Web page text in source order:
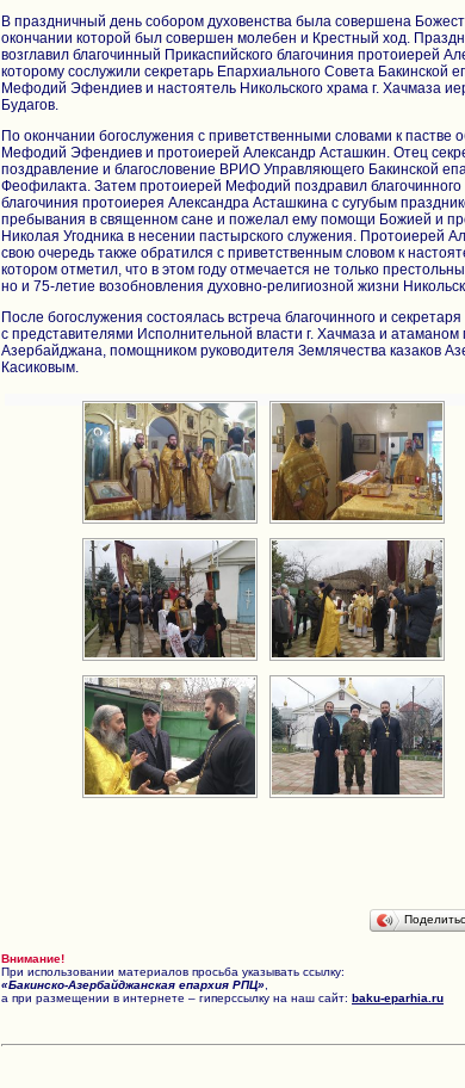
В праздничный день собором духовенства была совершена
окончании которой был совершен молебен и Крестный ход.
возглавил благочинный Прикаспийского благочиния протоиерей
которому сослужили секретарь Епархиального Совета Бакинской
Мефодий Эфендиев и настоятель Никольского храма г. Хачмаза
Будагов.
По окончании богослужения с приветственными словами к пастве
Мефодий Эфендиев и протоиерей Александр Асташкин. Отец
поздравление и благословение ВРИО Управляющего Бакинской
Феофилакта. Затем протоиерей Мефодий поздравил благочинного
благочиния протоиерея Александра Асташкина с сугубым
пребывания в священном сане и пожелал ему помощи Божией и
Николая Угодника в несении пастырского служения. Протоиерей
свою очередь также обратился с приветственным словом к
котором отметил, что в этом году отмечается не только
но и 75-летие возобновления духовно-религиозной жизни
После богослужения состоялась встреча благочинного и
с представителями Исполнительной власти г. Хачмаза и атаманом
Азербайджана, помощником руководителя Землячества казаков
Касиковым.
Внимание!
При использовании материалов просьба указывать ссылку:
«Бакинско-Азербайджанская епархия РПЦ»
а при размещении в интернете – гиперссылку на наш сайт: baku-eparhia.ru